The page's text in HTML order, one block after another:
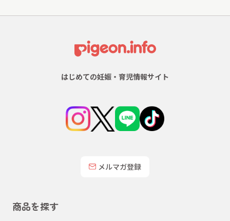
はじめての妊娠・育児情報サイト
メルマガ登録
商品を探す